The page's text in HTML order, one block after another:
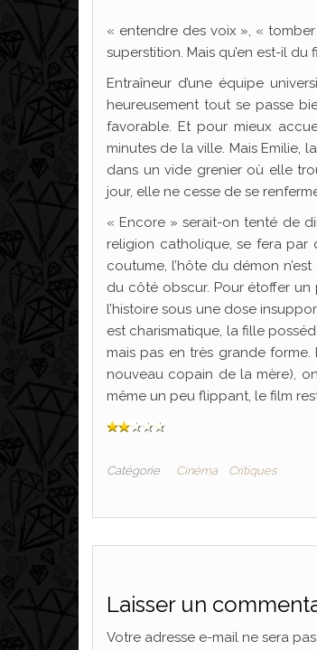
« entendre des voix », «
superstition. Mais qu’en est-il du
Entraîneur d’une équipe
heureusement tout se passe
favorable. Et pour mieux
minutes de la ville. Mais Emilie,
dans un vide grenier où elle
jour, elle ne cesse de se
« Encore » serait-on tenté de
religion catholique, se fera par
coutume, l’hôte du démon
du côté obscur. Pour étoffer
l’histoire sous une dose
est charismatique, la fille
mais pas en très grande
nouveau copain de la mère),
même un peu flippant, le film
Catégorie Cinéma Critiques
Laisser un
Votre adresse e-mail ne sera